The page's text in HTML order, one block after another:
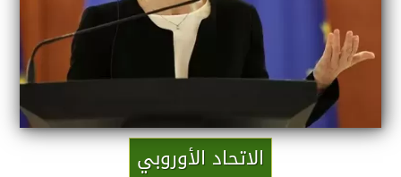
الاتحاد الأوروبي